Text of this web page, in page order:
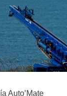
Auto’Mate